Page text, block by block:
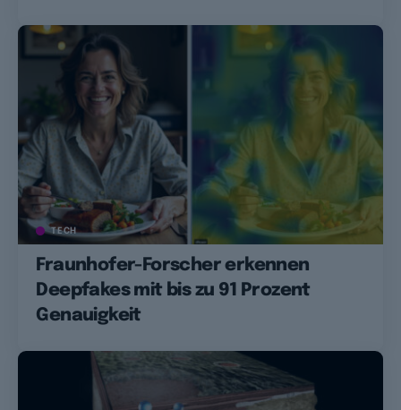
TECH
Fraunhofer-Forscher erkennen
Deepfakes mit bis zu 91 Prozent
Genauigkeit